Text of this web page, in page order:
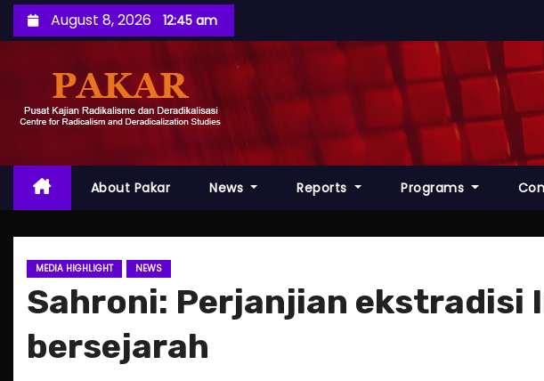
k
c
n
August 8, 2026 12:45 am
About Pakar News Reports Programs
MEDIA HIGHLIGHT NEWS
Sahroni: Perjanjian ekstradisi
bersejarah